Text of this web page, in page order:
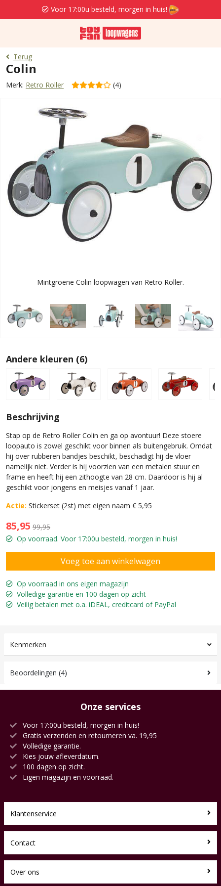
Voor 17:00u besteld, morgen in huis!
Terug
Colin
Merk: Retro Roller (4)
‹ ›
Mintgroene Colin loopwagen van Retro Roller.
Andere kleuren (6)
Beschrijving
Stap op de Retro Roller Colin en ga op avontuur! Deze stoere
loopauto is zowel geschikt voor binnen als buitengebruik. Omdat
hij over rubberen bandjes beschikt, beschadigt hij de vloer
namelijk niet. Verder is hij voorzien van een metalen stuur en
frame en heeft hij een zithoogte van 28 cm. Daardoor is hij al
geschikt voor jongens en meisjes vanaf 1 jaar.
Actie: Stickerset (2st) met eigen naam € 5,95
85,95 99,95
Op voorraad. Voor 17:00u besteld, morgen in huis!
Op voorraad in ons eigen magazijn
Volledige garantie en 100 dagen op zicht
Veilig betalen met o.a. iDEAL, creditcard of PayPal
Kenmerken
Beoordelingen (4)
Onze services
Voor 17:00u besteld, morgen in huis!
Gratis verzenden en retourneren va. 19,95
Volledige garantie.
Kies jouw afleverdatum.
100 dagen op zicht.
Eigen magazijn en voorraad.
Klantenservice
Contact
Over ons